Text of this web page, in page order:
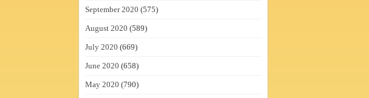
September 2020 (575)
August 2020 (589)
July 2020 (669)
June 2020 (658)
May 2020 (790)